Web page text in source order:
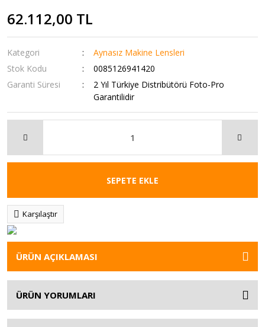
62.112,00 TL
Kategori
Aynasız Makine Lensleri
Stok Kodu
0085126941420
Garanti Süresi
2 Yıl Türkiye Distribütörü Foto-Pro
Garantilidir
SEPETE EKLE
Karşılaştır
ÜRÜN AÇIKLAMASI
ÜRÜN YORUMLARI